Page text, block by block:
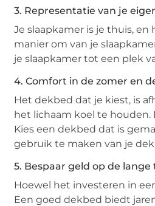
3. Representatie van je
Je slaapkamer is je thuis,
manier om van je
je slaapkamer tot een plek
4. Comfort in de zomer en
Het dekbed dat je kiest, is
het lichaam koel te
Kies een dekbed dat is
gebruik te maken van je
5. Bespaar geld op de
Hoewel het investeren in
Een goed dekbed biedt